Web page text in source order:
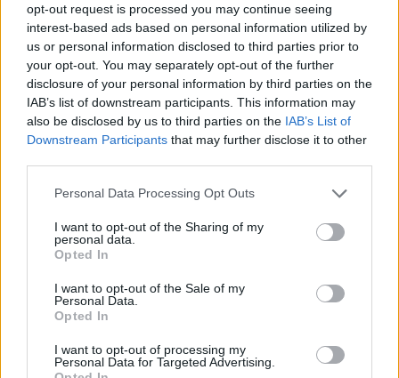
opt-out request is processed you may continue seeing
interest-based ads based on personal information utilized by
us or personal information disclosed to third parties prior to
your opt-out. You may separately opt-out of the further
disclosure of your personal information by third parties on the
IAB’s list of downstream participants. This information may
also be disclosed by us to third parties on the IAB’s List of
Downstream Participants that may further disclose it to other
Please note that this website/app uses one or more Google
not limited to your visit or usage behaviour. You may click to
grant or deny consent to Google and its third-party tags to
use your data for below specified purposes in below Google
consent section.
Personal Data Processing Opt Outs
I want to opt-out of the Sharing of my
personal data.
Opted In
I want to opt-out of the Sale of my
Personal Data.
Opted In
I want to opt-out of processing my
Personal Data for Targeted Advertising.
FRISS HÍREK
Zavartalan nyári időnk lesz 29-35 fokkal,
holnap viszont újra 37 fok várható
Szépségipar és orvosi turizmus: milyen erős